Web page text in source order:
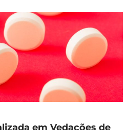
em Vedações de